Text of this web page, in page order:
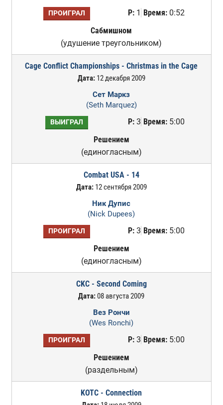
ПРОИГРАЛ Р:1 Время:0:52
Сабмишном
(удушение треугольником)
Cage Conflict Championships - Christmas in the Cage
Дата:12 декабря 2009
Сет Маркз
(Seth Marquez)
ВЫИГРАЛ Р:3 Время:5:00
Решением
(единогласным)
Combat USA - 14
Дата:12 сентября 2009
Ник Дупис
(Nick Dupees)
ПРОИГРАЛ Р:3 Время:5:00
Решением
(единогласным)
CKC - Second Coming
Дата:08 августа 2009
Вез Рончи
(Wes Ronchi)
ПРОИГРАЛ Р:3 Время:5:00
Решением
(раздельным)
KOTC - Connection